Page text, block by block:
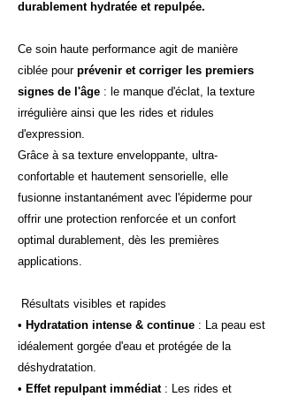
durablement hydratée et repulpée.
Ce soin haute performance agit de manière
ciblée pourprévenir et corriger les premiers
signes de l'âge : le manque d'éclat, la texture
irrégulière ainsi que les rides et ridules
d'expression.
Grâce à sa texture enveloppante, ultra-
confortable et hautement sensorielle, elle
fusionne instantanément avec l'épiderme pour
offrir une protection renforcée et un confort
optimal durablement, dès les premières
applications.
Résultats visibles et rapides
• Hydratation intense & continue : La peau est
idéalement gorgée d'eau et protégée de la
déshydratation.
• Effet repulpant immédiat: Les rides et